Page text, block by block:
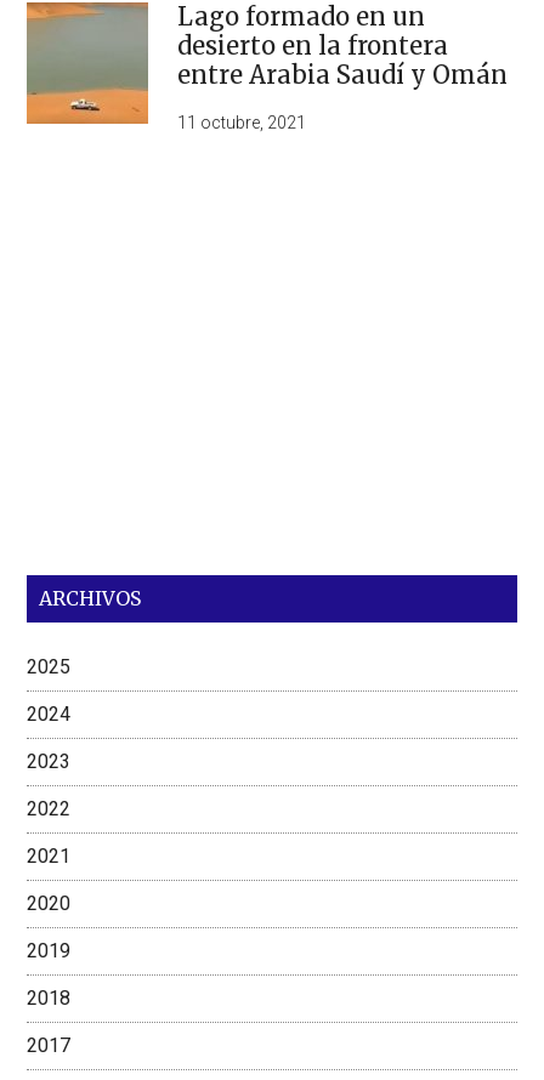
Lago formado en un
desierto en la frontera
entre Arabia Saudí y Omán
11 octubre, 2021
ARCHIVOS
2025
2024
2023
2022
2021
2020
2019
2018
2017